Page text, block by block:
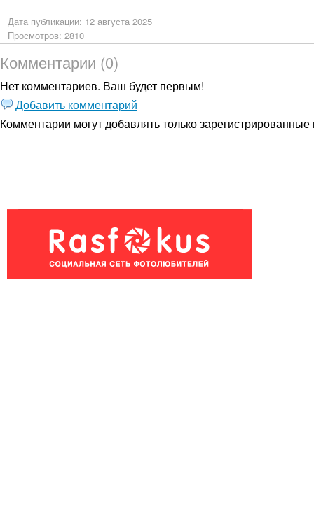
Дата публикации: 12 августа 2025
Просмотров: 2810
Комментарии (0)
Нет комментариев. Ваш будет первым!
Добавить комментарий
Комментарии могут добавлять толькозарегистрированные